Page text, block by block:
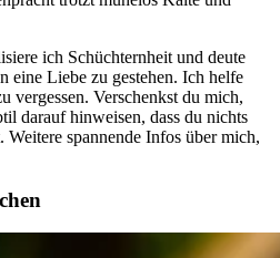
ich Schüchternheit und deute
eine Liebe zu gestehen. Ich helfe
vergessen. Verschenkst du mich,
darauf hinweisen, dass du nichts
spannende Infos über mich,